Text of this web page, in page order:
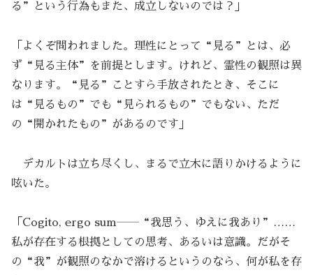
る”という行為もまた、成立しないのでは？」
「よくぞ問われました。理性にとって“見る”とは、必
ず“見る主体”を前提とします。けれど、霊性の観照は異
なります。“見る”ことすら手放されたとき、そこに
は“見るもの”でも“見られるもの”でもない、ただ
の“開かれたもの”があるのです」
デカルトは立ち尽くし、まるで立木に語りかけるように
呟いた。
「Cogito, ergo sum――“我思う、ゆえに我あり”……
私が存在する根拠としての思考、あるいは意識。だがそ
の“我”が観照のなかで溶けるというのなら、何が私を存